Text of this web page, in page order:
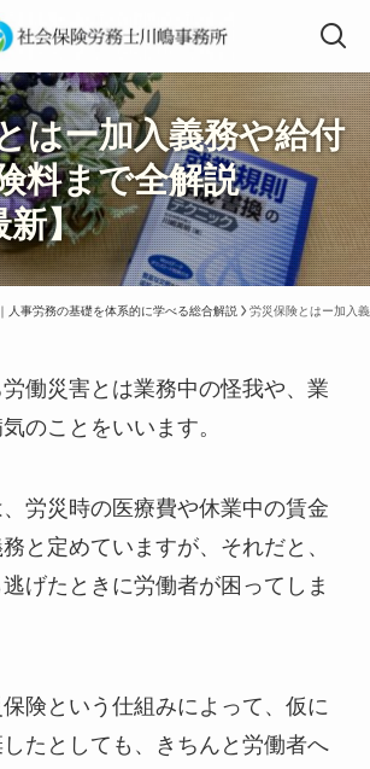
はー加入義務や給付
料まで全解説
】
人事労務の基礎を体系的に学べる総合解説 労災保険とはー加入
働災害とは業務中の怪我や、業
のことをいいます。
労災時の医療費や休業中の賃金
と定めていますが、それだと、
げたときに労働者が困ってしま
険という仕組みによって、仮に
たとしても、きちんと労働者へ